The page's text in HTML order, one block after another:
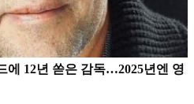
에 12년 쏟은 감독…2025년엔 영